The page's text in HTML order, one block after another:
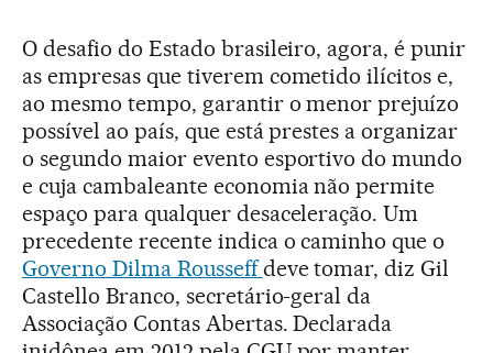
O desafio do Estado brasileiro, agora, é punir
as empresas que tiverem cometido ilícitos e,
ao mesmo tempo, garantir o menor prejuízo
possível ao país, que está prestes a organizar
o segundo maior evento esportivo do mundo
e cuja cambaleante economia não permite
espaço para qualquer desaceleração. Um
precedente recente indica o caminho que o
Governo Dilma Rousseffdeve tomar, diz Gil
Castello Branco, secretário-geral da
Associação Contas Abertas. Declarada